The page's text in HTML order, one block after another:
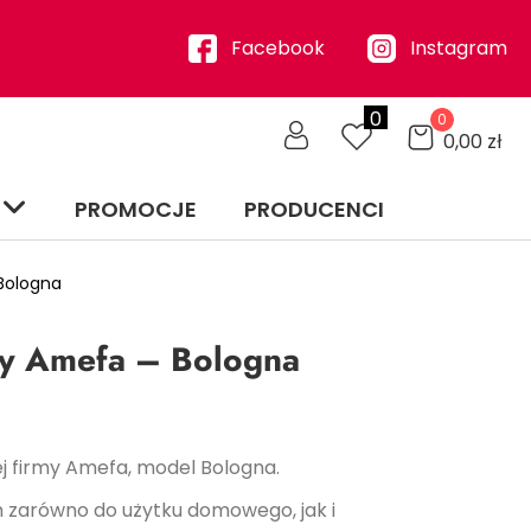
Facebook Instagram
0 0
0,00 zł
PROMOCJE PRODUCENCI
Amefa – Bologna
firmy Amefa, model Bologna.
do użytku domowego, jak i